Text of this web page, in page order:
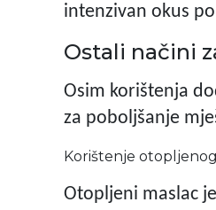
intenzivan okus
Ostali načini
Osim korištenja
za poboljšanje
Korištenje
Otopljeni maslac